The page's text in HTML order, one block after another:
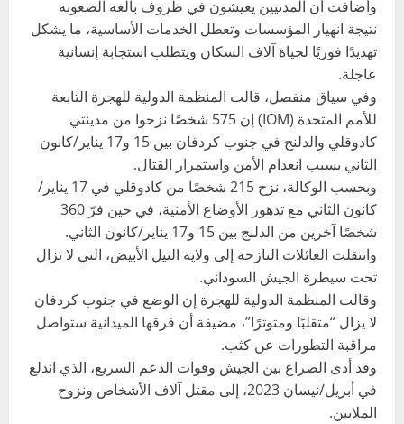
وأضافت أن المدنيين يعيشون في ظروف بالغة الصعوبة
نتيجة انهيار المؤسسات وتعطل الخدمات الأساسية، ما يشكل
تهديدًا فوريًا لحياة آلاف السكان ويتطلب استجابة إنسانية
عاجلة.
وفي سياق منفصل، قالت المنظمة الدولية للهجرة التابعة
للأمم المتحدة (IOM) إن 575 شخصًا نزحوا من مدينتي
كادوقلي والدلنج في جنوب كردفان بين 15 و17 يناير/كانون
الثاني بسبب انعدام الأمن واستمرار القتال.
وبحسب الوكالة، نزح 215 شخصًا من كادوقلي في 17 يناير/
كانون الثاني مع تدهور الأوضاع الأمنية، في حين فرّ 360
شخصًا آخرين من الدلنج بين 15 و17 يناير/كانون الثاني.
وانتقلت العائلات النازحة إلى ولاية النيل الأبيض، التي لا تزال
تحت سيطرة الجيش السوداني.
وقالت المنظمة الدولية للهجرة إن الوضع في جنوب كردفان
لا يزال “متقلبًا ومتوترًا”، مضيفة أن فرقها الميدانية ستواصل
مراقبة التطورات عن كثب.
وقد أدى الصراع بين الجيش وقوات الدعم السريع، الذي اندلع
في أبريل/نيسان 2023، إلى مقتل آلاف الأشخاص ونزوح
الملايين.